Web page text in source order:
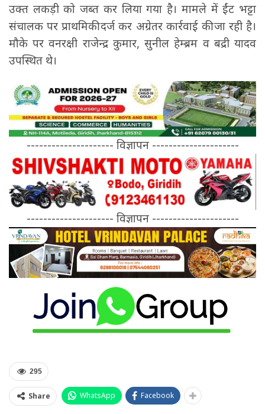
उक्त लकड़ी को जब्त कर लिया गया है। मामले में ईंट भट्टा
संचालक पर प्राथमिकी दर्ज कर अग्रेतर कार्रवाई की जा रही है।
मौके पर वनरक्षी राजेन्द्र कुमार, सुनील हेम्ब्रम व बद्री यादव
उपस्थित थे।
--------------------- विज्ञापन ---------------------
--------------------- विज्ञापन ---------------------
295
Share WhatsApp Facebook